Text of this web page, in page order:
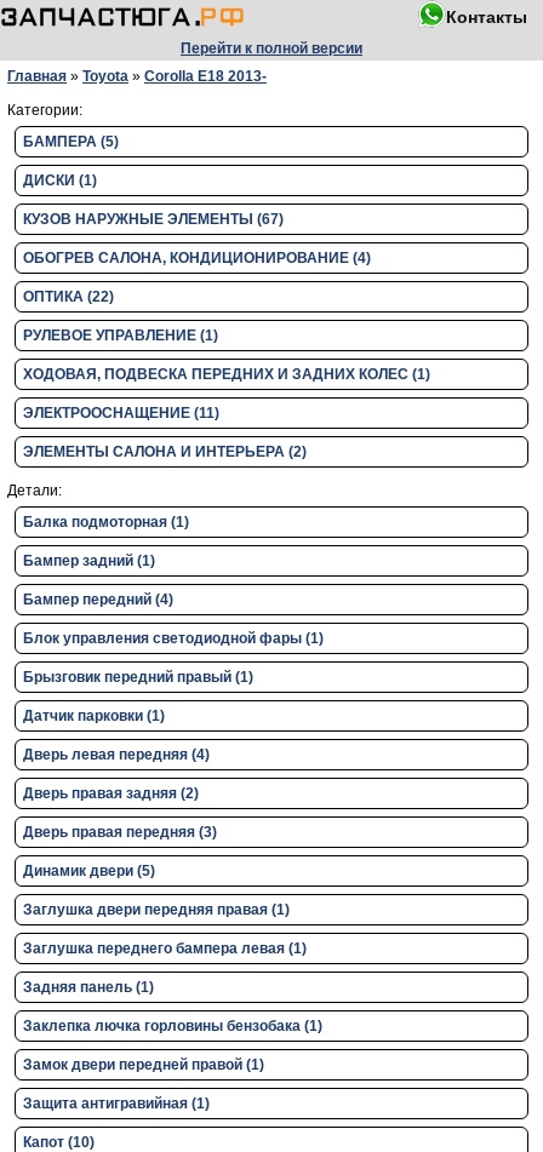
Контакты
Перейти к полной версии
Главная » Toyota » Corolla E18 2013-
Категории:
БАМПЕРА (5)
ДИСКИ (1)
КУЗОВ НАРУЖНЫЕ ЭЛЕМЕНТЫ (67)
ОБОГРЕВ САЛОНА, КОНДИЦИОНИРОВАНИЕ (4)
ОПТИКА (22)
РУЛЕВОЕ УПРАВЛЕНИЕ (1)
ХОДОВАЯ, ПОДВЕСКА ПЕРЕДНИХ И ЗАДНИХ КОЛЕС (1)
ЭЛЕКТРООСНАЩЕНИЕ (11)
ЭЛЕМЕНТЫ САЛОНА И ИНТЕРЬЕРА (2)
Детали:
Балка подмоторная (1)
Бампер задний (1)
Бампер передний (4)
Блок управления светодиодной фары (1)
Брызговик передний правый (1)
Датчик парковки (1)
Дверь левая передняя (4)
Дверь правая задняя (2)
Дверь правая передняя (3)
Динамик двери (5)
Заглушка двери передняя правая (1)
Заглушка переднего бампера левая (1)
Задняя панель (1)
Заклепка лючка горловины бензобака (1)
Замок двери передней правой (1)
Защита антигравийная (1)
Капот (10)